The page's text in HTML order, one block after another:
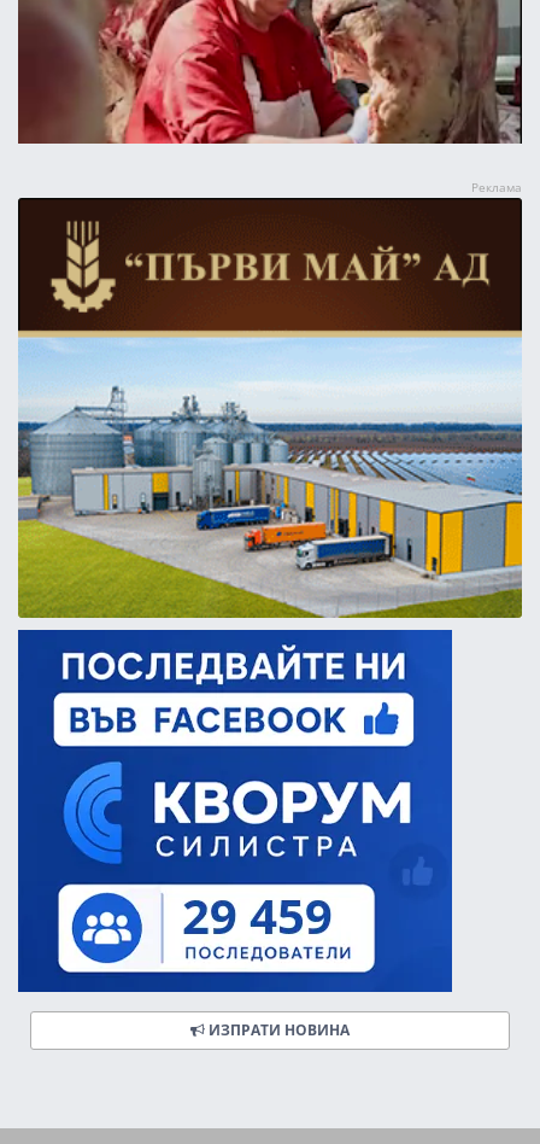
ИЗПРАТИ НОВИНА